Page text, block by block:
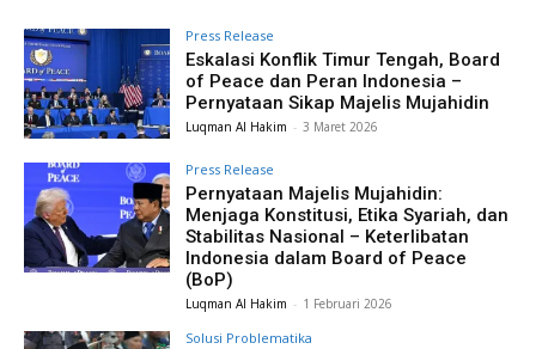
Press Release
Eskalasi Konflik Timur Tengah, Board
of Peace dan Peran Indonesia –
Pernyataan Sikap Majelis Mujahidin
Luqman Al Hakim - 3 Maret 2026
Press Release
Pernyataan Majelis Mujahidin:
Menjaga Konstitusi, Etika Syariah, dan
Stabilitas Nasional – Keterlibatan
Indonesia dalam Board of Peace
(BoP)
Luqman Al Hakim - 1 Februari 2026
Solusi Problematika